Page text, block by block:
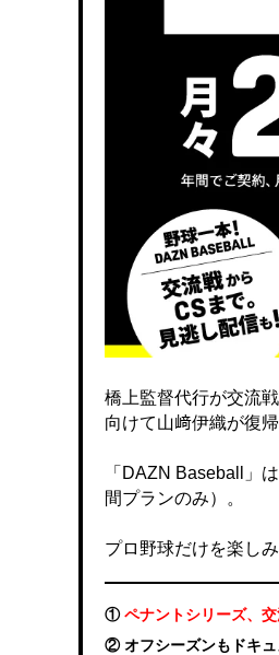
橋上監督代行が交流
向けて山﨑伊織が復
「DAZN Baseball」は
間プランのみ）。
プロ野球だけを楽しみ
①ペナントシリーズ、
② オフシーズンもドキュ